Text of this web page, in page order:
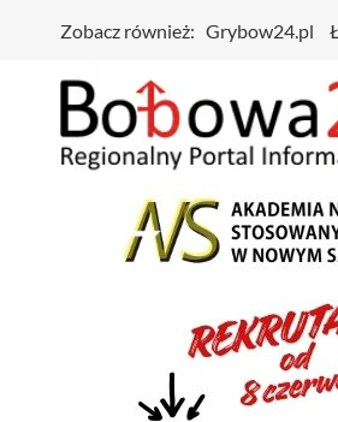
Zobacz również: Grybow24.pl